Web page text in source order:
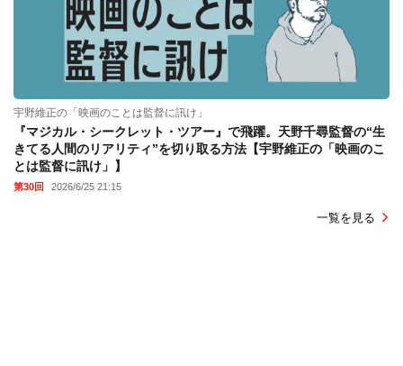
宇野維正の「映画のことは監督に訊け」
『マジカル・シークレット・ツアー』で飛躍。天野千尋監督の“生
きてる人間のリアリティ”を切り取る方法【宇野維正の「映画のこ
とは監督に訊け」】
第30回 2026/6/25 21:15
一覧を見る